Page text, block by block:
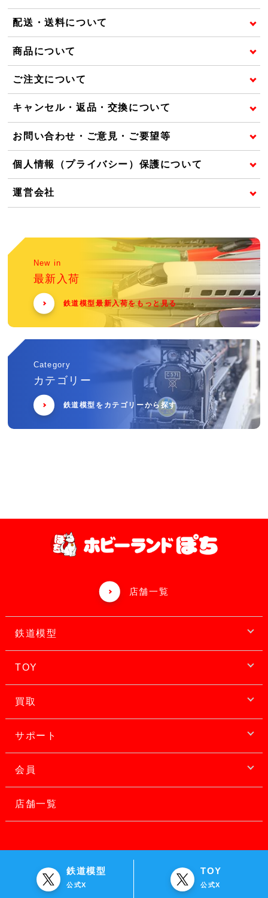
配送・送料について
商品について
ご注文について
キャンセル・返品・交換について
お問い合わせ・ご意見・ご要望等
個人情報（プライバシー）保護について
運営会社
New in
最新入荷
鉄道模型最新入荷をもっと見る
Category
カテゴリー
鉄道模型をカテゴリーから探す
店舗一覧
鉄道模型
TOY
買取
サポート
会員
店舗一覧
鉄道模型
公式X
TOY
公式X